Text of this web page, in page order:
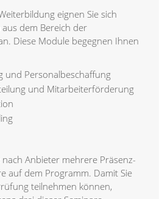
eignen Sie sich
dem Bereich der
Diese Module begegnen Ihnen
und Personalbeschaffung
und Mitarbeiterförderung
Anbieter mehrere Präsenz-
auf dem Programm. Damit Sie
teilnehmen können,